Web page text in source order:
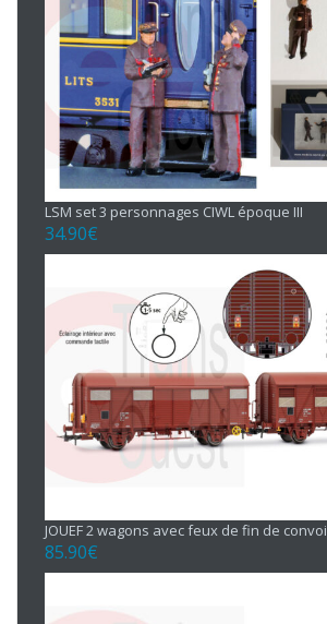
LSM set 3 personnages CIWL époque III
34.90€
JOUEF 2 wagons avec feux de fin de convoi
85.90€